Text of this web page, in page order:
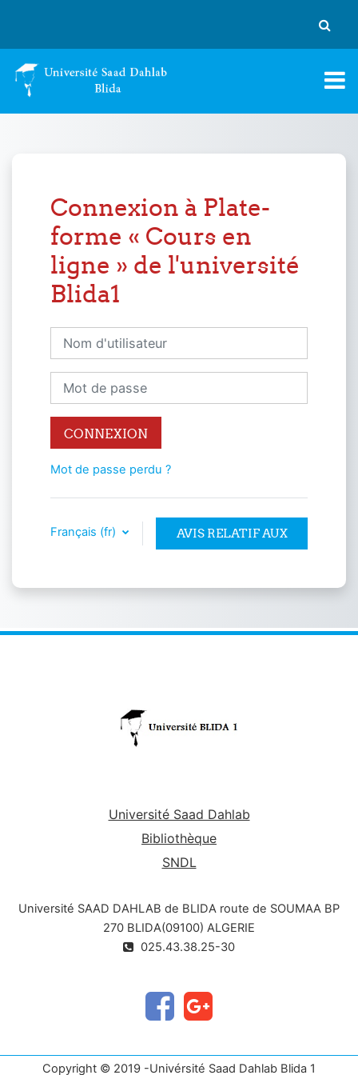
Connexion à Plate-
forme « Cours en
ligne » de l'université
Blida1
Nom d'utilisateur
Mot de passe
CONNEXION
Mot de passe perdu ?
Français ‎(fr)‎ AVIS RELATIF AUX
Université Saad Dahlab
Bibliothèque
SNDL
Université SAAD DAHLAB de BLIDA route de SOUMAA BP
270 BLIDA(09100) ALGERIE
025.43.38.25-30
Copyright © 2019 -Univérsité Saad Dahlab Blida 1